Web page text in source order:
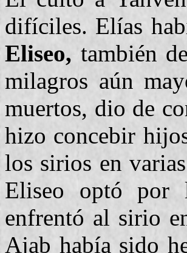
difíciles. Elías
Eliseo, también
milagros aún
muertos, dio de
hizo concebir
los sirios en
Eliseo optó por
enfrentó al sirio
Ajab había sido